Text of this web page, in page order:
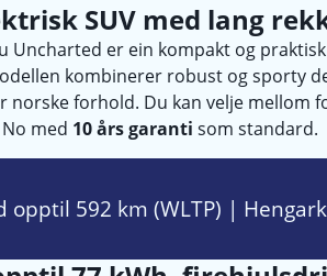
SUV med lang
Uncharted er ein kompakt og
kombinerer robust og sporty
norske forhold. Du kan velje mellom
med 10 års garanti som standard.
opptil 592 km (WLTP) |